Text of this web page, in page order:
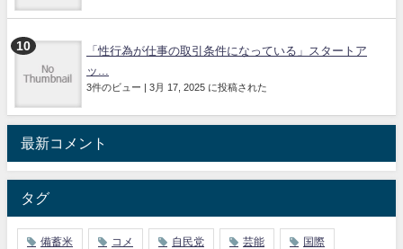
「性行為が仕事の取引条件になっている」スタートア
ッ...
3件のビュー 3月 17, 2025 に投稿された
最新コメント
タグ
備蓄米 コメ 自民党 芸能 国際